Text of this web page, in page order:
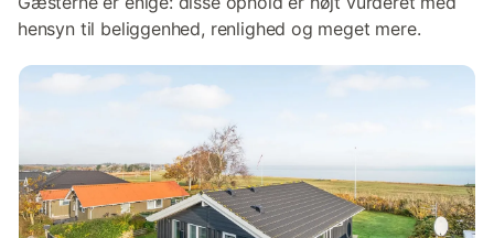
hensyn til beliggenhed, renlighed og meget mere.